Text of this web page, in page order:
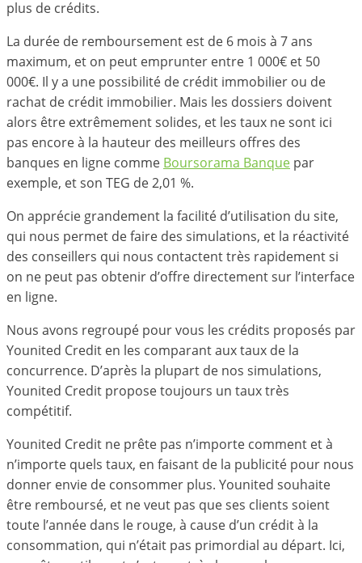
plus de crédits.
La durée de remboursement est de 6 mois à 7 ans
maximum, et on peut emprunter entre 1 000€ et 50
000€. Il y a une possibilité de crédit immobilier ou de
rachat de crédit immobilier. Mais les dossiers doivent
alors être extrêmement solides, et les taux ne sont ici
pas encore à la hauteur des meilleurs offres des
banques en ligne comme Boursorama Banque par
exemple, et son TEG de 2,01 %.
On apprécie grandement la facilité d’utilisation du site,
qui nous permet de faire des simulations, et la réactivité
des conseillers qui nous contactent très rapidement si
on ne peut pas obtenir d’offre directement sur l’interface
en ligne.
Nous avons regroupé pour vous les crédits proposés par
Younited Credit en les comparant aux taux de la
concurrence. D’après la plupart de nos simulations,
Younited Credit propose toujours un taux très
compétitif.
Younited Credit ne prête pas n’importe comment et à
n’importe quels taux, en faisant de la publicité pour nous
donner envie de consommer plus. Younited souhaite
être remboursé, et ne veut pas que ses clients soient
toute l’année dans le rouge, à cause d’un crédit à la
consommation, qui n’était pas primordial au départ. Ici,